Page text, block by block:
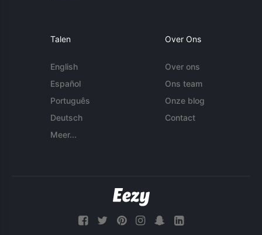
Talen
English
Español
Português
Deutsch
Meer...
Over Ons
Over ons
Ons team
Onze blog
Contact